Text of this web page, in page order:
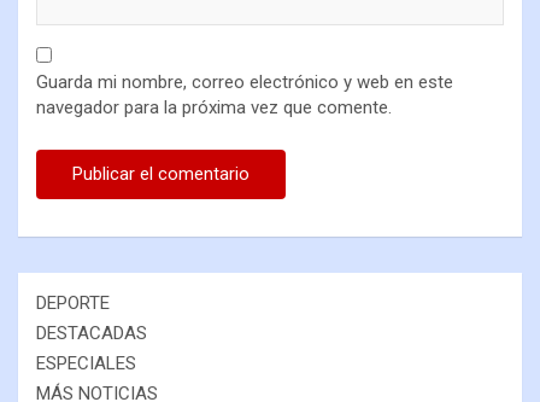
Guarda mi nombre, correo electrónico y web en este
navegador para la próxima vez que comente.
DEPORTE
DESTACADAS
ESPECIALES
MÁS NOTICIAS